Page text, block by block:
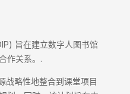
旨在建立数字人图书馆
作关系。.
战略性地整合到课堂项目